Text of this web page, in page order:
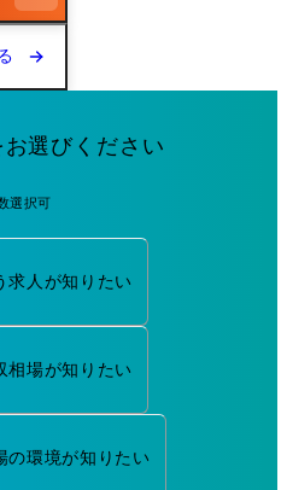
選びください
選択可
求人が知りたい
相場が知りたい
の環境が知りたい